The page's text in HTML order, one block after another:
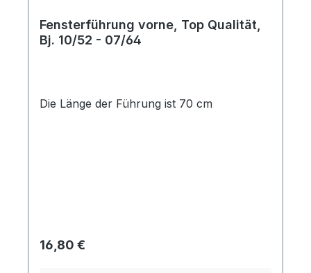
Fensterführung vorne, Top Qualität,
Bj. 10/52 - 07/64
Die Länge der Führung ist 70 cm
Regulärer Preis:
16,80 €